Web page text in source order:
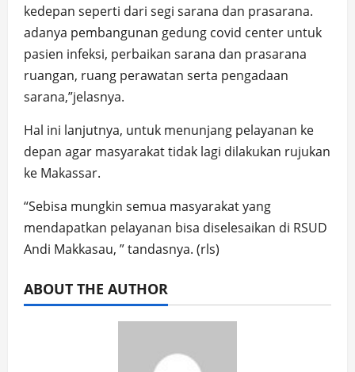
kedepan seperti dari segi sarana dan prasarana.
adanya pembangunan gedung covid center untuk
pasien infeksi, perbaikan sarana dan prasarana
ruangan, ruang perawatan serta pengadaan
sarana,”jelasnya.
Hal ini lanjutnya, untuk menunjang pelayanan ke
depan agar masyarakat tidak lagi dilakukan rujukan
ke Makassar.
“Sebisa mungkin semua masyarakat yang
mendapatkan pelayanan bisa diselesaikan di RSUD
Andi Makkasau, ” tandasnya. (rls)
ABOUT THE AUTHOR